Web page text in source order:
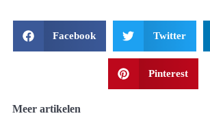
Facebook Twitter
Pinterest
Meer artikelen